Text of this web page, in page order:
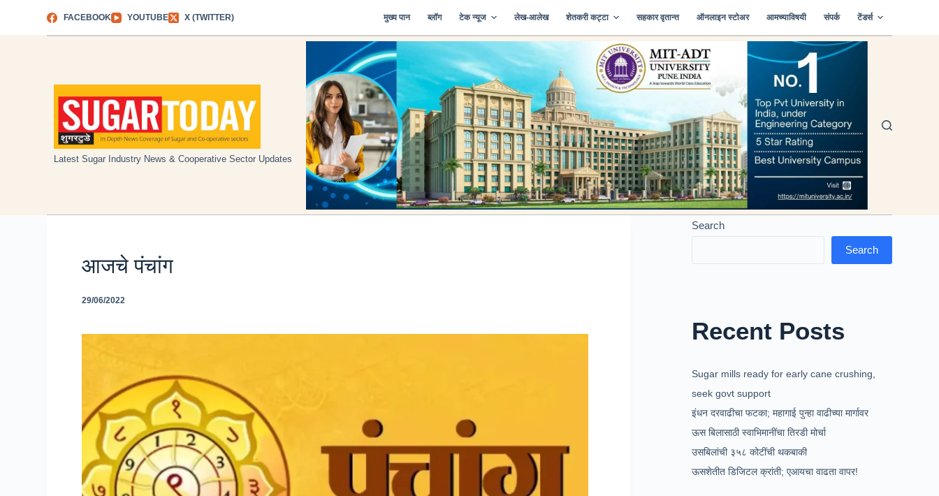
FACEBOOK YOUTUBE X (TWITTER) मुख्य पान ब्लॉग टेक न्यूज लेख-आलेख शेतकरी कट्टा सहकार वृतान्त ऑनलाइन स्टोअर आमच्याविषयी संपर्क टेंडर्स
Latest Sugar Industry News & Cooperative Sector Updates
आजचे पंचांग
29/06/2022
Search
Search
Recent Posts
Sugar mills ready for early cane crushing,
seek govt support
इंधन दरवाढीचा फटका; महागाई पुन्हा वाढीच्या मार्गावर
ऊस बिलासाठी स्वाभिमानींचा तिरडी मोर्चा
उसबिलांची ३५८ कोटींची थकबाकी
ऊसशेतीत डिजिटल क्रांती; एआयचा वाढता वापर!